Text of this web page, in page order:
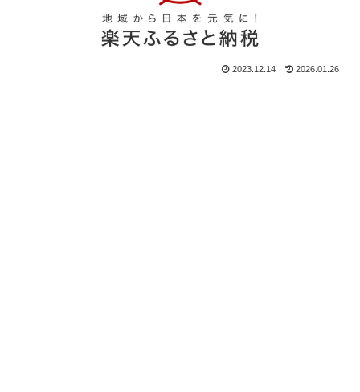
2023.12.14 2026.01.26